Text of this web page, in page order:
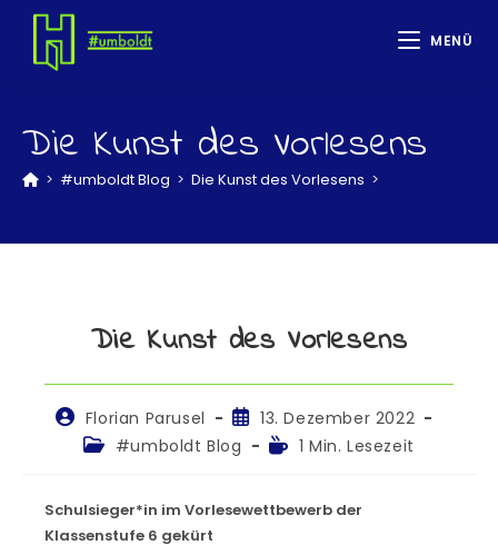
MENÜ
Die Kunst des Vorlesens
> #umboldt Blog > Die Kunst des Vorlesens >
Die Kunst des Vorlesens
Florian Parusel
13. Dezember 2022
#umboldt Blog
1 Min. Lesezeit
Schulsieger*in im Vorlesewettbewerb der
Klassenstufe 6 gekürt